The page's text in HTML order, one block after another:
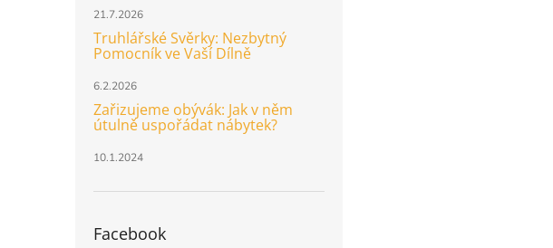
21.7.2026
Truhlářské Svěrky: Nezbytný
Pomocník ve Vaší Dílně
6.2.2026
Zařizujeme obývák: Jak v něm
útulně uspořádat nábytek?
10.1.2024
Facebook